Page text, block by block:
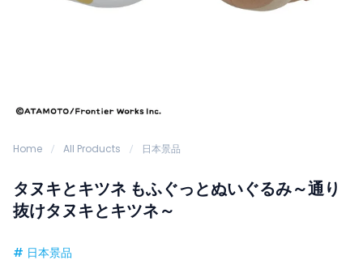
Home All Products 日本景品
タヌキとキツネ もふぐっとぬいぐるみ～通り
抜けタヌキとキツネ～
# 日本景品